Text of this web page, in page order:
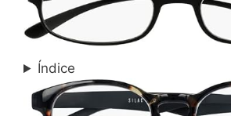
Índice